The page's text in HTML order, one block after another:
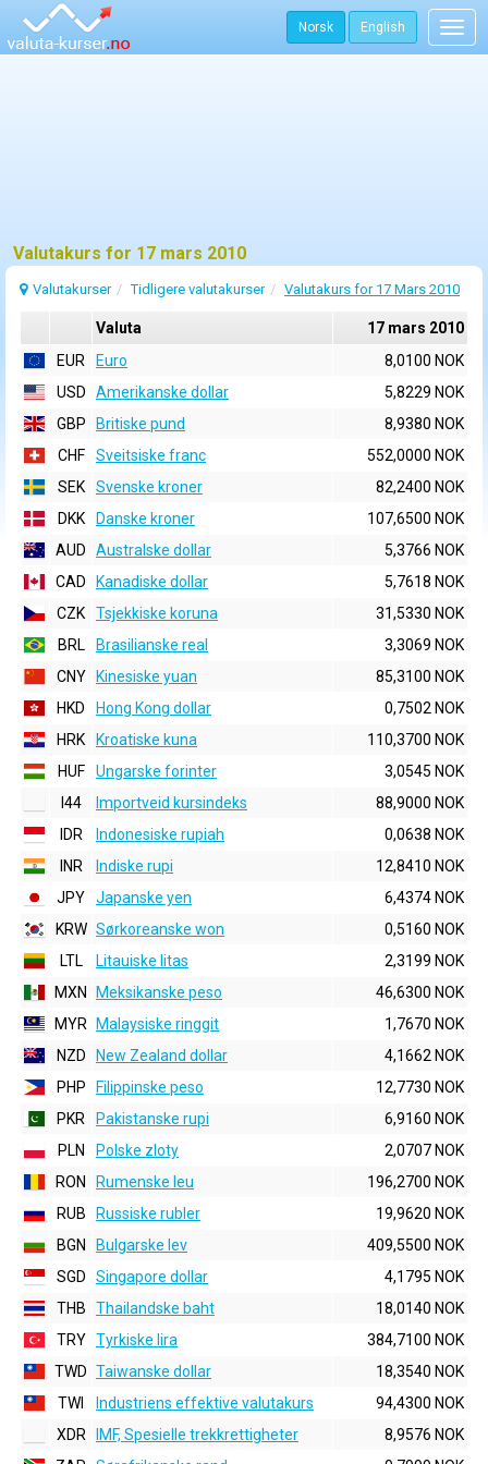
Norsk English
Valutakurs for 17 mars 2010
Valutakurser Tidligere valutakurser Valutakurs for 17 Mars 2010
Valuta
17 mars 2010
EUR
Euro
8,0100 NOK
USD
Amerikanske dollar
5,8229 NOK
GBP
Britiske pund
8,9380 NOK
CHF
Sveitsiske franc
552,0000 NOK
SEK
Svenske kroner
82,2400 NOK
DKK
Danske kroner
107,6500 NOK
AUD
Australske dollar
5,3766 NOK
CAD
Kanadiske dollar
5,7618 NOK
CZK
Tsjekkiske koruna
31,5330 NOK
BRL
Brasilianske real
3,3069 NOK
CNY
Kinesiske yuan
85,3100 NOK
HKD
Hong Kong dollar
0,7502 NOK
HRK
Kroatiske kuna
110,3700 NOK
HUF
Ungarske forinter
3,0545 NOK
I44
Importveid kursindeks
88,9000 NOK
IDR
Indonesiske rupiah
0,0638 NOK
INR
Indiske rupi
12,8410 NOK
JPY
Japanske yen
6,4374 NOK
KRW Sørkoreanske won
0,5160 NOK
LTL
Litauiske litas
2,3199 NOK
MXN
Meksikanske peso
46,6300 NOK
MYR
Malaysiske ringgit
1,7670 NOK
NZD
New Zealand dollar
4,1662 NOK
PHP
Filippinske peso
12,7730 NOK
PKR
Pakistanske rupi
6,9160 NOK
PLN
Polske zloty
2,0707 NOK
RON
Rumenske leu
196,2700 NOK
RUB
Russiske rubler
19,9620 NOK
BGN
Bulgarske lev
409,5500 NOK
SGD
Singapore dollar
4,1795 NOK
THB
Thailandske baht
18,0140 NOK
TRY Tyrkiske lira
384,7100 NOK
TWD Taiwanske dollar
18,3540 NOK
TWI
Industriens effektive valutakurs
94,4300 NOK
XDR
IMF, Spesielle trekkrettigheter
8,9576 NOK